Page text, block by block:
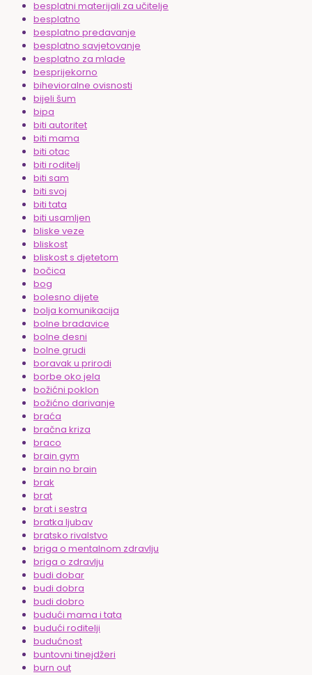
besplatni materijali za učitelje
besplatno
besplatno predavanje
besplatno savjetovanje
besplatno za mlade
besprijekorno
bihevioralne ovisnosti
bijeli šum
bipa
biti autoritet
biti mama
biti otac
biti roditelj
biti sam
biti svoj
biti tata
biti usamljen
bliske veze
bliskost
bliskost s djetetom
bočica
bog
bolesno dijete
bolja komunikacija
bolne bradavice
bolne desni
bolne grudi
boravak u prirodi
borbe oko jela
božićni poklon
božićno darivanje
braća
bračna kriza
braco
brain gym
brain no brain
brak
brat
brat i sestra
bratka ljubav
bratsko rivalstvo
briga o mentalnom zdravlju
briga o zdravlju
budi dobar
budi dobra
budi dobro
budući mama i tata
budući roditelji
budućnost
buntovni tinejdžeri
burn out